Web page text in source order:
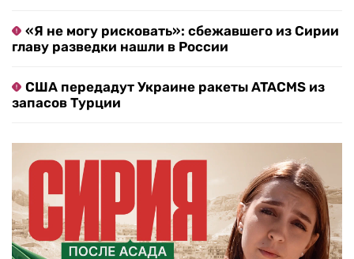
«Я не могу рисковать»: сбежавшего из Сирии
главу разведки нашли в России
США передадут Украине ракеты ATACMS из
запасов Турции